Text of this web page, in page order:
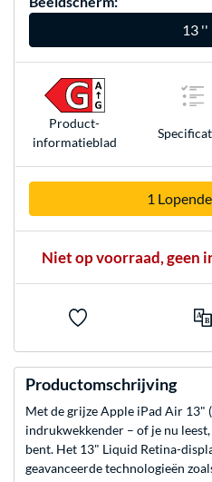
13 ''
Product­
informatieblad
1
Niet op voorraad, geen
Productomschrijving
Met de grijze Apple iPad Air 13"
indrukwekkender – of je nu
bent. Het 13" Liquid Retina-
geavanceerde technologieën